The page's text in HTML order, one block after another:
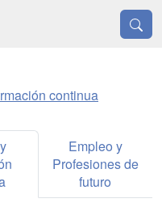
continua
Empleo y
Profesiones de
futuro